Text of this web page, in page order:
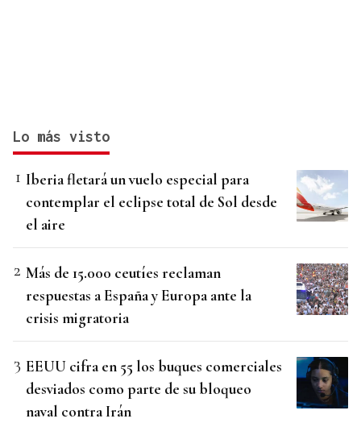
Lo más visto
Iberia fletará un vuelo especial para
contemplar el eclipse total de Sol desde
el aire
Más de 15.000 ceutíes reclaman
respuestas a España y Europa ante la
crisis migratoria
EEUU cifra en 55 los buques comerciales
desviados como parte de su bloqueo
naval contra Irán